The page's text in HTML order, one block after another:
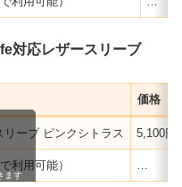
対応レザースリーブ
価格（
ーブ ピンクシトラス 5,100円
利用可能）
ます